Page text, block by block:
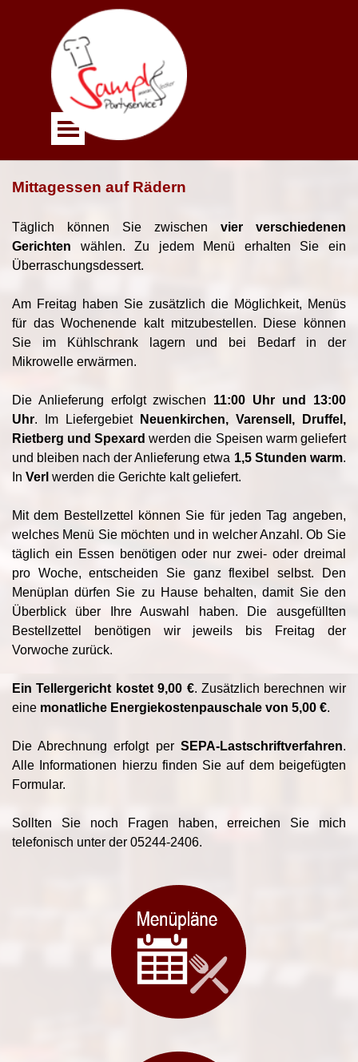
Direkt zum Seiteninhalt
Menü überspringen
Mittagessen auf Rädern
Täglich können Sie zwischen vier verschiedenen
Gerichten wählen. Zu jedem Menü erhalten Sie ein
Überraschungsdessert.
Am Freitag haben Sie zusätzlich die Möglichkeit, Menüs
für das Wochenende kalt mitzubestellen. Diese können
Sie im Kühlschrank lagern und bei Bedarf in der
Mikrowelle erwärmen.
Die Anlieferung erfolgt zwischen 11:00 Uhr und 13:00
Uhr. Im Liefergebiet
Neuenkirchen, Varensell, Druffel,
Rietberg und Spexard werden die Speisen warm geliefert
und bleiben nach der Anlieferung etwa 1,5 Stunden warm.
In Verl werden die Gerichte kalt geliefert.
Mit dem Bestellzettel können Sie für jeden Tag angeben,
welches Menü Sie möchten und in welcher Anzahl. Ob Sie
täglich ein Essen benötigen oder nur zwei- oder dreimal
pro Woche, entscheiden Sie ganz flexibel selbst. Den
Menüplan dürfen Sie zu Hause behalten, damit Sie den
Überblick über Ihre Auswahl haben. Die ausgefüllten
Bestellzettel benötigen wir jeweils bis Freitag der
Vorwoche zurück.
Ein Tellergericht kostet 9,00 €. Zusätzlich berechnen wir
eine monatliche Energiekostenpauschale von 5,00 €.
Die Abrechnung erfolgt per SEPA-Lastschriftverfahren.
Alle Informationen hierzu finden Sie auf dem beigefügten
Formular.
Sollten Sie noch Fragen haben, erreichen Sie mich
telefonisch unter der 05244-2406.